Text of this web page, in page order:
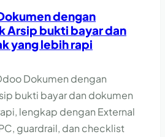
dengan
Arsip bukti bayar dan
yang lebih rapi
Dokumen dengan
bukti bayar dan dokumen
lengkap dengan External
guardrail, dan checklist